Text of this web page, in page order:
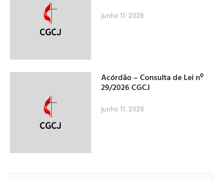
junho 11, 2026
Acórdão – Consulta de Lei nº
29/2026 CGCJ
junho 11, 2026